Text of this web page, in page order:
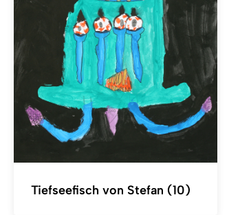
Tiefseefisch von Stefan (10)